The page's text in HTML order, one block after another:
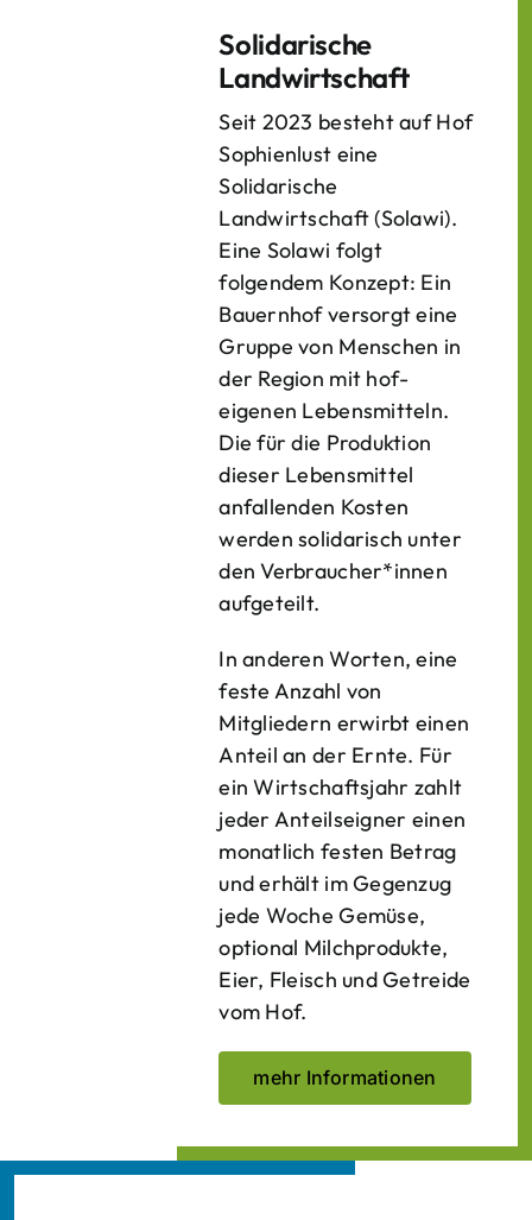
Solidarische
Landwirtschaft
Seit 2023 besteht auf Hof
Sophienlust eine
Solidarische
Landwirtschaft (Solawi).
Eine Solawi folgt
folgendem Konzept: Ein
Bauern­hof versorgt eine
Gruppe von Menschen in
der Region mit hof­
eigenen Lebens­mitteln.
Die für die Produktion
dieser Lebens­mittel
anfallenden Kosten
werden solidarisch unter
den Verbraucher*­innen
aufgeteilt.
In anderen Worten, eine
feste Anzahl von
Mitgliedern erwirbt einen
Anteil an der Ernte. Für
ein Wirtschaftsjahr zahlt
jeder Anteilseigner einen
monatlich festen Betrag
und erhält im Gegenzug
jede Woche Gemüse,
optional Milchprodukte,
Eier, Fleisch und Getreide
vom Hof.
mehr Informationen